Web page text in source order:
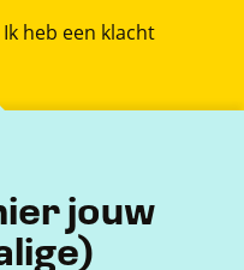
jouw
Ik heb een klacht